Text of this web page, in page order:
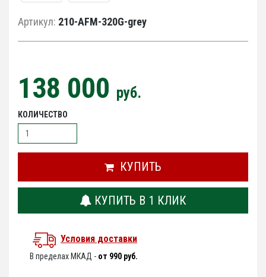
Артикул: 210-AFM-320G-grey
138 000 руб.
КОЛИЧЕСТВО
КУПИТЬ
КУПИТЬ В 1 КЛИК
Условия доставки
В пределах МКАД - от 990 руб.